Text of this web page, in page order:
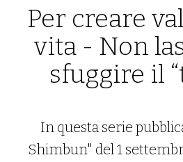
Per creare
vita - Non
sfuggire il
In questa serie
Shimbun" del 1